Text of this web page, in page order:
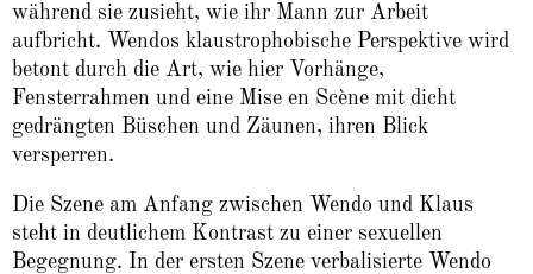
während sie zusieht, wie ihr Mann zur Arbeit
aufbricht. Wendos klaustrophobische Perspektive wird
betont durch die Art, wie hier Vorhänge,
Fensterrahmen und eine Mise en Scène mit dicht
gedrängten Büschen und Zäunen, ihren Blick
versperren.
Die Szene am Anfang zwischen Wendo und Klaus
steht in deutlichem Kontrast zu einer sexuellen
Begegnung. In der ersten Szene verbalisierte Wendo